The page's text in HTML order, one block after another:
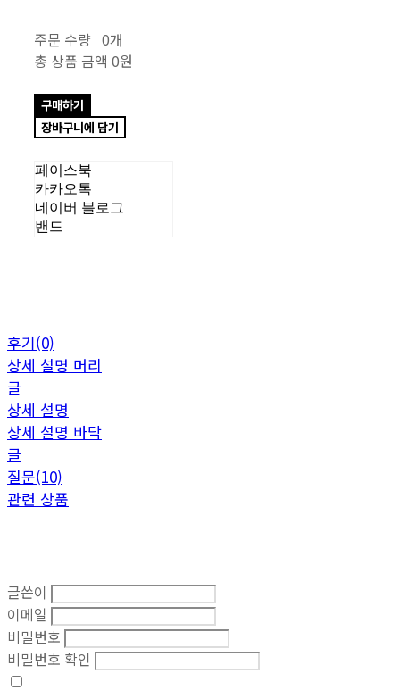
주문 수량 0개
총 상품 금액 0원
구매하기
장바구니에 담기
페이스북
카카오톡
네이버 블로그
밴드
후기(0)
상세 설명 머리
글
상세 설명
상세 설명 바닥
글
질문(10)
관련 상품
글쓴이
이메일
비밀번호
비밀번호 확인